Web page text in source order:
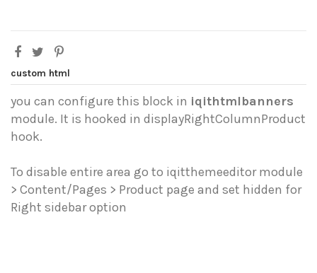
custom html
you can configure this block in iqithtmlbanners
module. It is hooked in displayRightColumnProduct
hook.
To disable entire area go to iqitthemeeditor module
> Content/Pages > Product page and set hidden for
Right sidebar option